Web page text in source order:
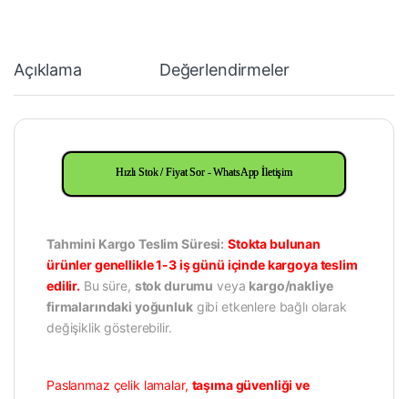
Açıklama Değerlendirmeler
Hızlı Stok / Fiyat Sor - WhatsApp İletişim
Tahmini Kargo Teslim Süresi: Stokta bulunan
ürünler genellikle 1-3 iş günü içinde kargoya teslim
edilir. Bu süre, stok durumu veya kargo/nakliye
firmalarındaki yoğunlukgibi etkenlere bağlı olarak
değişiklik gösterebilir.
Paslanmaz çelik lamalar, taşıma güvenliği ve